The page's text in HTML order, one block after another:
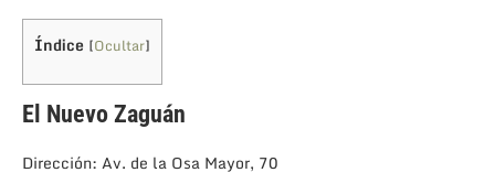
Índice [Ocultar]
El Nuevo Zaguán
Dirección: Av. de la Osa Mayor, 70